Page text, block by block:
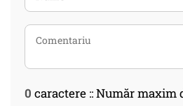
0 caractere :: Număr maxim